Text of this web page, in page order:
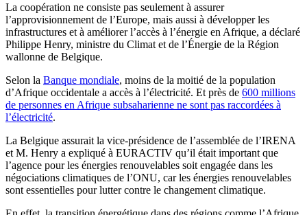
La coopération ne consiste pas seulement à assurer
l’approvisionnement de l’Europe, mais aussi à développer les
infrastructures et à améliorer l’accès à l’énergie en Afrique, a déclaré
Philippe Henry, ministre du Climat et de l’Énergie de la Région
wallonne de Belgique.
Selon la Banque mondiale, moins de la moitié de la population
d’Afrique occidentale a accès à l’électricité. Et près de 600 millions
de personnes en Afrique subsaharienne ne sont pas raccordées à
l’électricité.
La Belgique assurait la vice-présidence de l’assemblée de l’IRENA
et M. Henry a expliqué à EURACTIV qu’il était important que
l’agence pour les énergies renouvelables soit engagée dans les
négociations climatiques de l’ONU, car les énergies renouvelables
sont essentielles pour lutter contre le changement climatique.